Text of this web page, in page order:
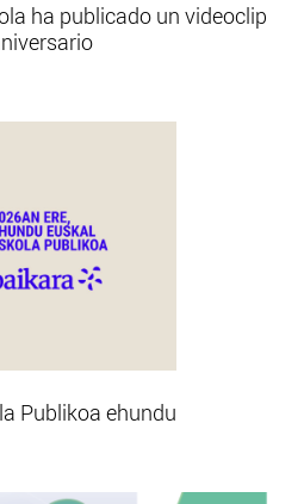
ha publicado un videoclip
Publikoa ehundu